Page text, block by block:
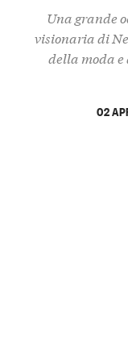
Una grande
visionaria di
della moda
02